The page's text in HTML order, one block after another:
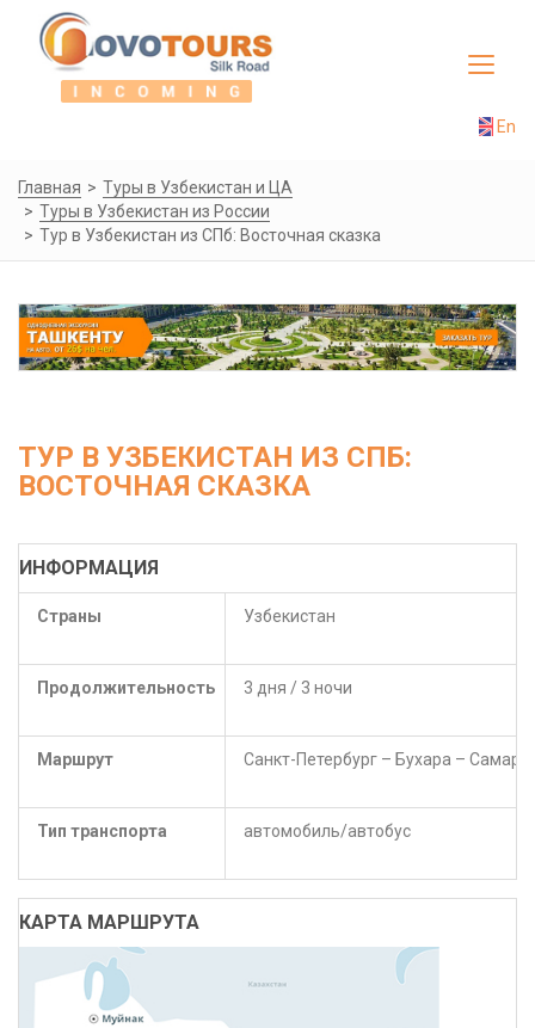
Toggle
En
Главная
Туры в Узбекистан и ЦА
Туры в Узбекистан из России
Тур в Узбекистан из СПб: Восточная сказка
ТУР В УЗБЕКИСТАН ИЗ СПБ:
ВОСТОЧНАЯ СКАЗКА
ИНФОРМАЦИЯ
Страны Узбекистан
Продолжительность 3 дня / 3 ночи
Маршрут Санкт-Петербург – Бухара –
Тип транспорта автомобиль/автобус
КАРТА МАРШРУТА